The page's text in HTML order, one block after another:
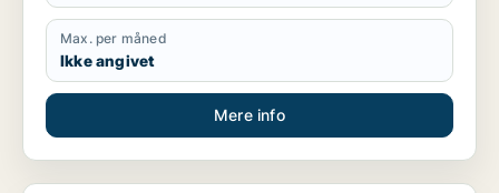
Max. per måned
Ikke angivet
Mere info